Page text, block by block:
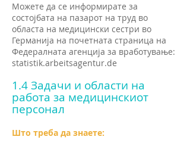
Можете да се информирате за
состојбата на пазарот на труд во
областа на медицински сестри во
Германија на почетната страница на
Федералната агенција за вработување:
statistik.arbeitsagentur.de
1.4 Задачи и области на
работа за медицинскиот
персонал
Што треба да знаете: